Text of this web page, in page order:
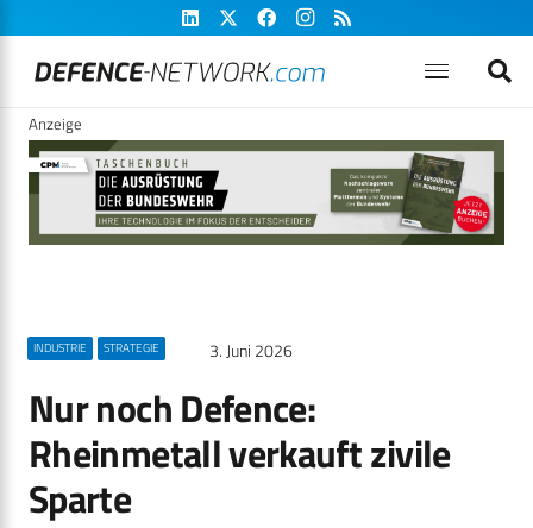
Anzeige
INDUSTRIE STRATEGIE 3. Juni 2026
Nur noch Defence:
Rheinmetall verkauft zivile
Sparte